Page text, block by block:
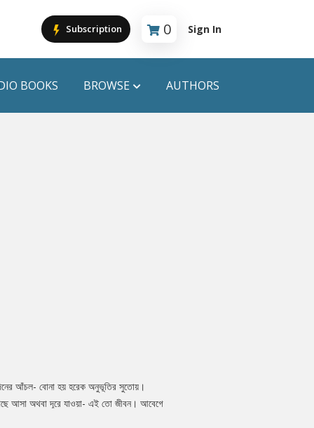
Subscription 0
Cart is empty
Sign In
BOOKS BROWSE AUTHORS
আঁচল- বোনা হয় হরেক অনুভূতির সুতোয়।
আসা অথবা দূরে যাওয়া- এই তো জীবন। আবেগে
জীবনে রচিত হয় কত শত গল্প। এই সংকলনের আটটি